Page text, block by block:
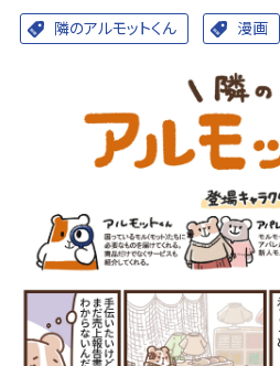
隣のアルモットくん 漫画